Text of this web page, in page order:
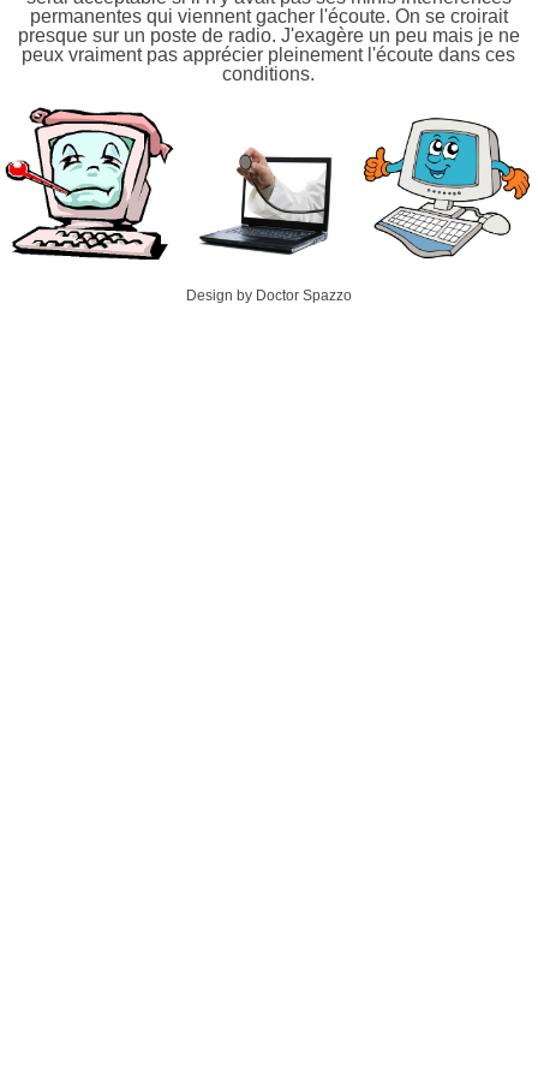
permanentes qui viennent gacher l'écoute. On se croirait
presque sur un poste de radio. J'exagère un peu mais je ne
peux vraiment pas apprécier pleinement l'écoute dans ces
conditions.
Design by Doctor Spazzo